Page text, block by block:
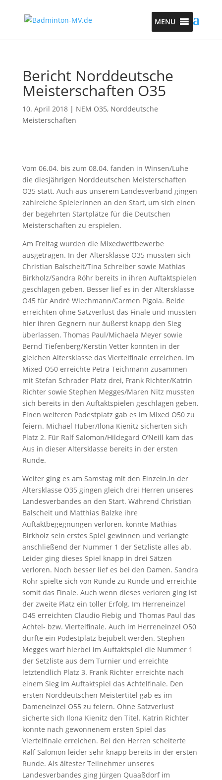
MENU
Bericht Norddeutsche
Meisterschaften O35
10. April 2018| NEM O35, Norddeutsche
Meisterschaften
Vom 06.04. bis zum 08.04. fanden in Winsen/Luhe
die diesjährigen Norddeutschen Meisterschaften
O35 statt. Auch aus unserem Landesverband gingen
zahlreiche SpielerInnen an den Start, um sich einen
der begehrten Startplätze für die Deutschen
Meisterschaften zu erspielen.
Am Freitag wurden die Mixedwettbewerbe
ausgetragen. In der Altersklasse O35 mussten sich
Christian Balscheit/Tina Schreiber sowie Mathias
Birkholz/Sandra Röhr bereits in ihren Auftaktspielen
geschlagen geben. Besser lief es in der Altersklasse
O45 für André Wiechmann/Carmen Pigola. Beide
erreichten ohne Satzverlust das Finale und mussten
hier ihren Gegnern nur äußerst knapp den Sieg
überlassen. Thomas Paul/Michaela Meyer sowie
Bernd Tiefenberg/Kerstin Vetter konnten in der
gleichen Altersklasse das Viertelfinale erreichen. Im
Mixed O50 erreichte Petra Teichmann zusammen
mit Stefan Schrader Platz drei, Frank Richter/Katrin
Richter sowie Stephen Megges/Maren Nitz mussten
sich bereits in den Auftaktspielen geschlagen geben.
Einen weiteren Podestplatz gab es im Mixed O50 zu
feiern. Michael Huber/Ilona Kienitz sicherten sich
Platz 2. Für Ralf Salomon/Hildegard O’Neill kam das
Aus in dieser Altersklasse bereits in der ersten
Runde.
Weiter ging es am Samstag mit den Einzeln.In der
Altersklasse O35 gingen gleich drei Herren unseres
Landesverbandes an den Start. Während Christian
Balscheit und Matthias Balzke ihre
Auftaktbegegnungen verloren, konnte Mathias
Birkholz sein erstes Spiel gewinnen und verlangte
anschließend der Nummer 1 der Setzliste alles ab.
Leider ging dieses Spiel knapp in drei Sätzen
verloren. Noch besser lief es bei den Damen. Sandra
Röhr spielte sich von Runde zu Runde und erreichte
somit das Finale. Auch wenn dieses verloren ging ist
der zweite Platz ein toller Erfolg. Im Herreneinzel
O45 erreichten Claudio Fiebig und Thomas Paul das
Achtel- bzw. Viertelfinale. Auch im Herreneinzel O50
durfte ein Podestplatz bejubelt werden. Stephen
Megges warf hierbei im Auftaktspiel die Nummer 1
der Setzliste aus dem Turnier und erreichte
letztendlich Platz 3. Frank Richter erreichte nach
einem Sieg im Auftaktspiel das Achtelfinale. Den
ersten Norddeutschen Meistertitel gab es im
Dameneinzel O55 zu feiern. Ohne Satzverlust
sicherte sich Ilona Kienitz den Titel. Katrin Richter
konnte nach gewonnenem ersten Spiel das
Viertelfinale erreichen. Bei den Herren scheiterte
Ralf Salomon leider sehr knapp bereits in der ersten
Runde. Als ältester Teilnehmer unseres
Landesverbandes ging Jürgen Quaaßdorf im